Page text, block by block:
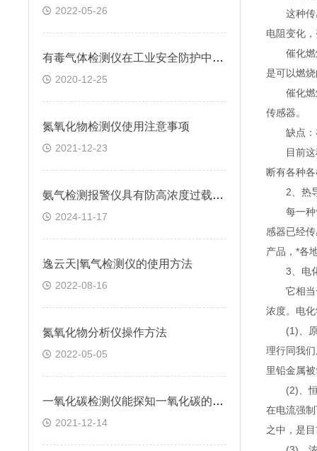
2022-05-26
有毒气体检测仪在工业安全防护中的重要性
2020-12-25
氮氧化物检测仪使用注意事项
2021-12-23
氨气检测报警仪具有防高浓度过载功能和自我保护功能
2024-11-17
逸云天|氧气检测仪的使用方法
2022-08-16
氮氧化物分析仪操作方法
2022-05-05
一氧化碳检测仪能探知一氧化碳的浓度变化吗
2021-12-14
这种传感
电阻变化
催化燃烧
是可以燃
催化燃烧
传感器。
缺点：在
目前这种
断有各种
2、热导
每一种气
感器已经
产品，*各
3、电化
它相当一
浓度。电
(1)、原
理行同我
里铅金属
(2)、恒
在电流强
之中，是